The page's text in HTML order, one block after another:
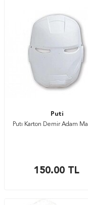
Puti
Putı Karton Demir Adam
150.00 TL